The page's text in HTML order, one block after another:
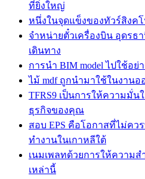
ที่ยิ่งใหญ่
หนึ่งในจุดแข็งของทัวร์สิงค
จำหน่ายตั๋วเครื่องบิน อุดรธ
เดินทาง
การนำ BIM model ไปใช้อย่
ไม้ mdf ถูกนำมาใช้ในงาน
TFRS9 เป็นการให้ความมั่
ธุรกิจของคุณ
สอบ EPS คือโอกาสที่ไม่คว
ทำงานในเกาหลีใต้
เนมเพลทด้วยการให้ความส
เหล่านี้